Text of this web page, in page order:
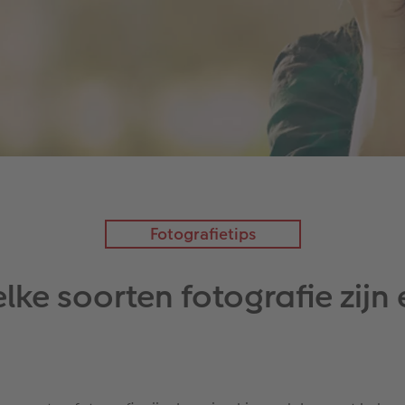
Fotografietips
soorten fotografie zijn